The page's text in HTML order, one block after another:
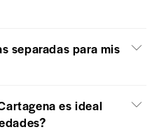
separadas para mis
es ideal